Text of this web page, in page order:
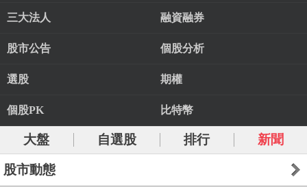
三大法人 融資融券
股市公告 個股分析
選股 期權
個股PK 比特幣
大盤 自選股 排行 新聞
股市動態